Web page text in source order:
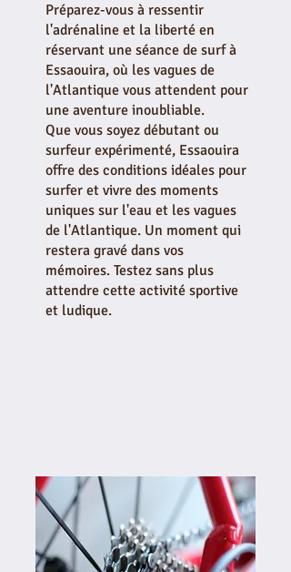
Préparez-vous à ressentir
l'adrénaline et la liberté en
réservant une séance de surf à
Essaouira, où les vagues de
l'Atlantique vous attendent pour
une aventure inoubliable.
Que vous soyez débutant ou
surfeur expérimenté, Essaouira
offre des conditions idéales pour
surfer et vivre des moments
uniques sur l'eau et les vagues
de l'Atlantique. Un moment qui
restera gravé dans vos
mémoires. Testez sans plus
attendre cette activité sportive
et ludique.